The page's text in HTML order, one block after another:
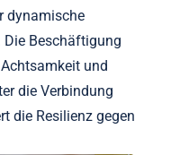
dynamische
Die Beschäftigung
und
die Verbindung
die Resilienz gegen